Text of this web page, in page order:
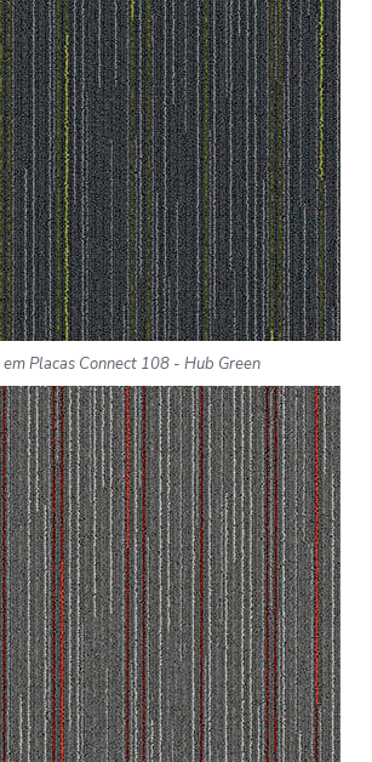
Placas Connect 108 - Hub Green